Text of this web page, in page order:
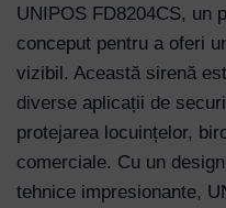
UNIPOS FD8204CS, un
conceput pentru a oferi
vizibil. Această sirenă
diverse aplicații de
protejarea locuințelor,
comerciale. Cu un
tehnice impresionante,